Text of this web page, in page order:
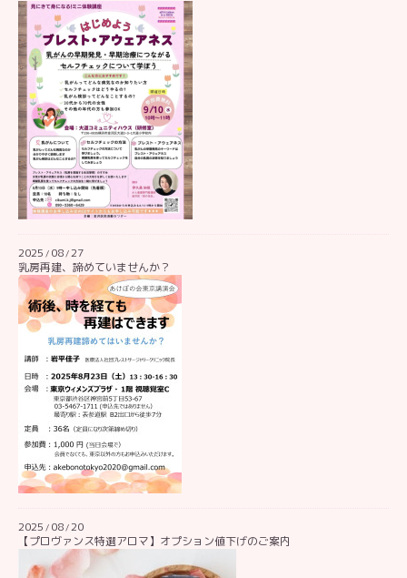
2025 / 08/27
乳房再建、諦めていませんか？
2025 / 08/20
【プロヴァンス特選アロマ】オプション値下げのご案内